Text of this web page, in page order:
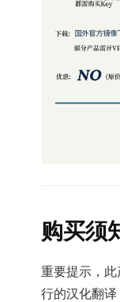
购买须
重要提示，
行的汉化翻